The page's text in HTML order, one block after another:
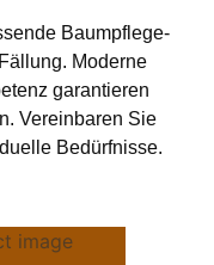
Baumpflege-
Moderne
garantieren
Vereinbaren Sie
Bedürfnisse.